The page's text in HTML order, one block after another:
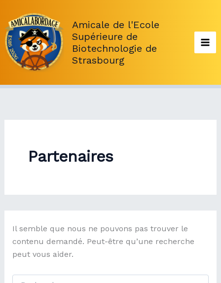
contenu
Amicale de l'Ecole
Supérieure de
Biotechnologie de
Strasbourg
Partenaires
Il semble que nous ne pouvons pas trouver le
contenu demandé. Peut-être qu’une recherche
peut vous aider.